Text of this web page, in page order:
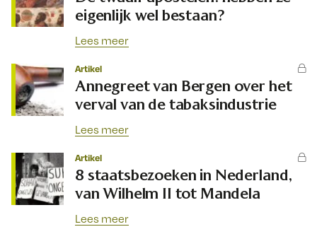
eigenlijk wel bestaan?
Lees meer
Artikel
Annegreet van Bergen over het
verval van de tabaksindustrie
Lees meer
Artikel
8 staatsbezoeken in Nederland,
van Wilhelm II tot Mandela
Lees meer